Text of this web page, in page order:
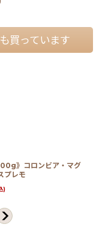
買っています
》コロンビア・マグ
プレモ
)